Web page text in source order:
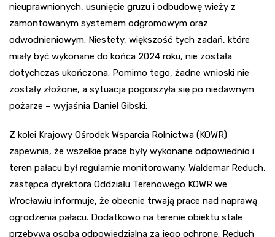
nieuprawnionych, usunięcie gruzu i odbudowę wieży z
zamontowanym systemem odgromowym oraz
odwodnieniowym. Niestety, większość tych zadań, które
miały być wykonane do końca 2024 roku, nie została
dotychczas ukończona. Pomimo tego, żadne wnioski nie
zostały złożone, a sytuacja pogorszyła się po niedawnym
pożarze – wyjaśnia Daniel Gibski.
Z kolei Krajowy Ośrodek Wsparcia Rolnictwa (KOWR)
zapewnia, że wszelkie prace były wykonane odpowiednio i
teren pałacu był regularnie monitorowany. Waldemar Reduch,
zastępca dyrektora Oddziału Terenowego KOWR we
Wrocławiu informuje, że obecnie trwają prace nad naprawą
ogrodzenia pałacu. Dodatkowo na terenie obiektu stale
przebywa osoba odpowiedzialna za jego ochronę. Reduch